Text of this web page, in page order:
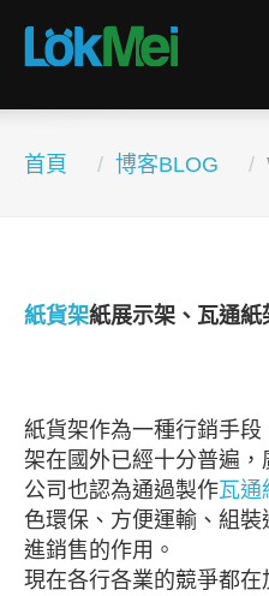
首頁 博客BLOG
紙貨架紙展示架、瓦通紙
紙貨架作為一種行銷手
架在國外已經十分普遍
公司也認為通過製作瓦通
色環保、方便運輸、組
進銷售的作用。
現在各行各業的競爭都